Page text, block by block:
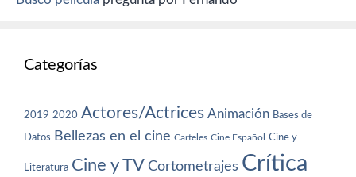
Categorías
2019 2020 Actores/Actrices Animación Bases de
Datos Bellezas en el cine Carteles Cine Español Cine y
Literatura Cine y TV Cortometrajes Crítica